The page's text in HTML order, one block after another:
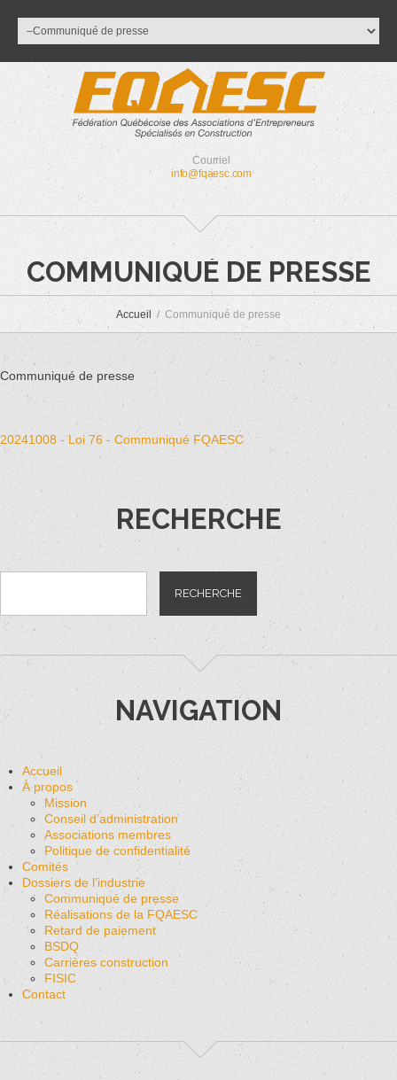
Courriel
info@fqaesc.com
COMMUNIQUÉ DE PRESSE
Accueil Communiqué de presse
Communiqué de presse
20241008 - Loi 76 - Communiqué FQAESC
RECHERCHE
NAVIGATION
Accueil
À propos
Mission
Conseil d’administration
Associations membres
Politique de confidentialité
Comités
Dossiers de l’industrie
Communiqué de presse
Réalisations de la FQAESC
Retard de paiement
BSDQ
Carrières construction
FISIC
Contact